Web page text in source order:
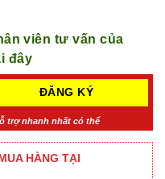
viên tư vấn của
đây
trợ nhanh nhất có thể
HÀNG TẠI